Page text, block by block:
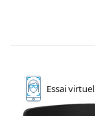
Essaivirtuel